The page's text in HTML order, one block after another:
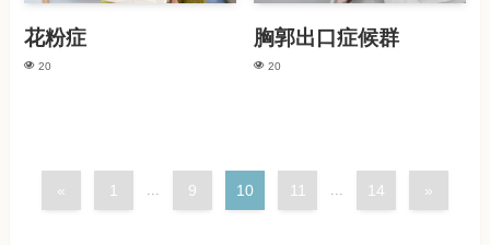
花粉症
20
胸郭出口症候群
20
« 1 ... 9 10 11 ... 14 »